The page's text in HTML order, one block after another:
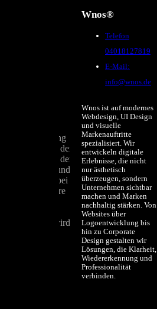
In der
Medien der
einer breiten und
Wir bei
dass Ihre
maximiert wird.
Wnos®
Telefon
04018127819
E-Mail:
info@wnos.de
Wnos ist auf modernes
Webdesign, UI Design
und visuelle
Markenauftritte
spezialisiert. Wir
entwickeln digitale
Erlebnisse, die nicht
nur ästhetisch
überzeugen, sondern
Unternehmen sichtbar
machen und Marken
nachhaltig stärken. Von
Websites über
Logoentwicklung bis
hin zu Corporate
Design gestalten wir
Lösungen, die Klarheit,
Wiedererkennung und
Professionalität
verbinden.